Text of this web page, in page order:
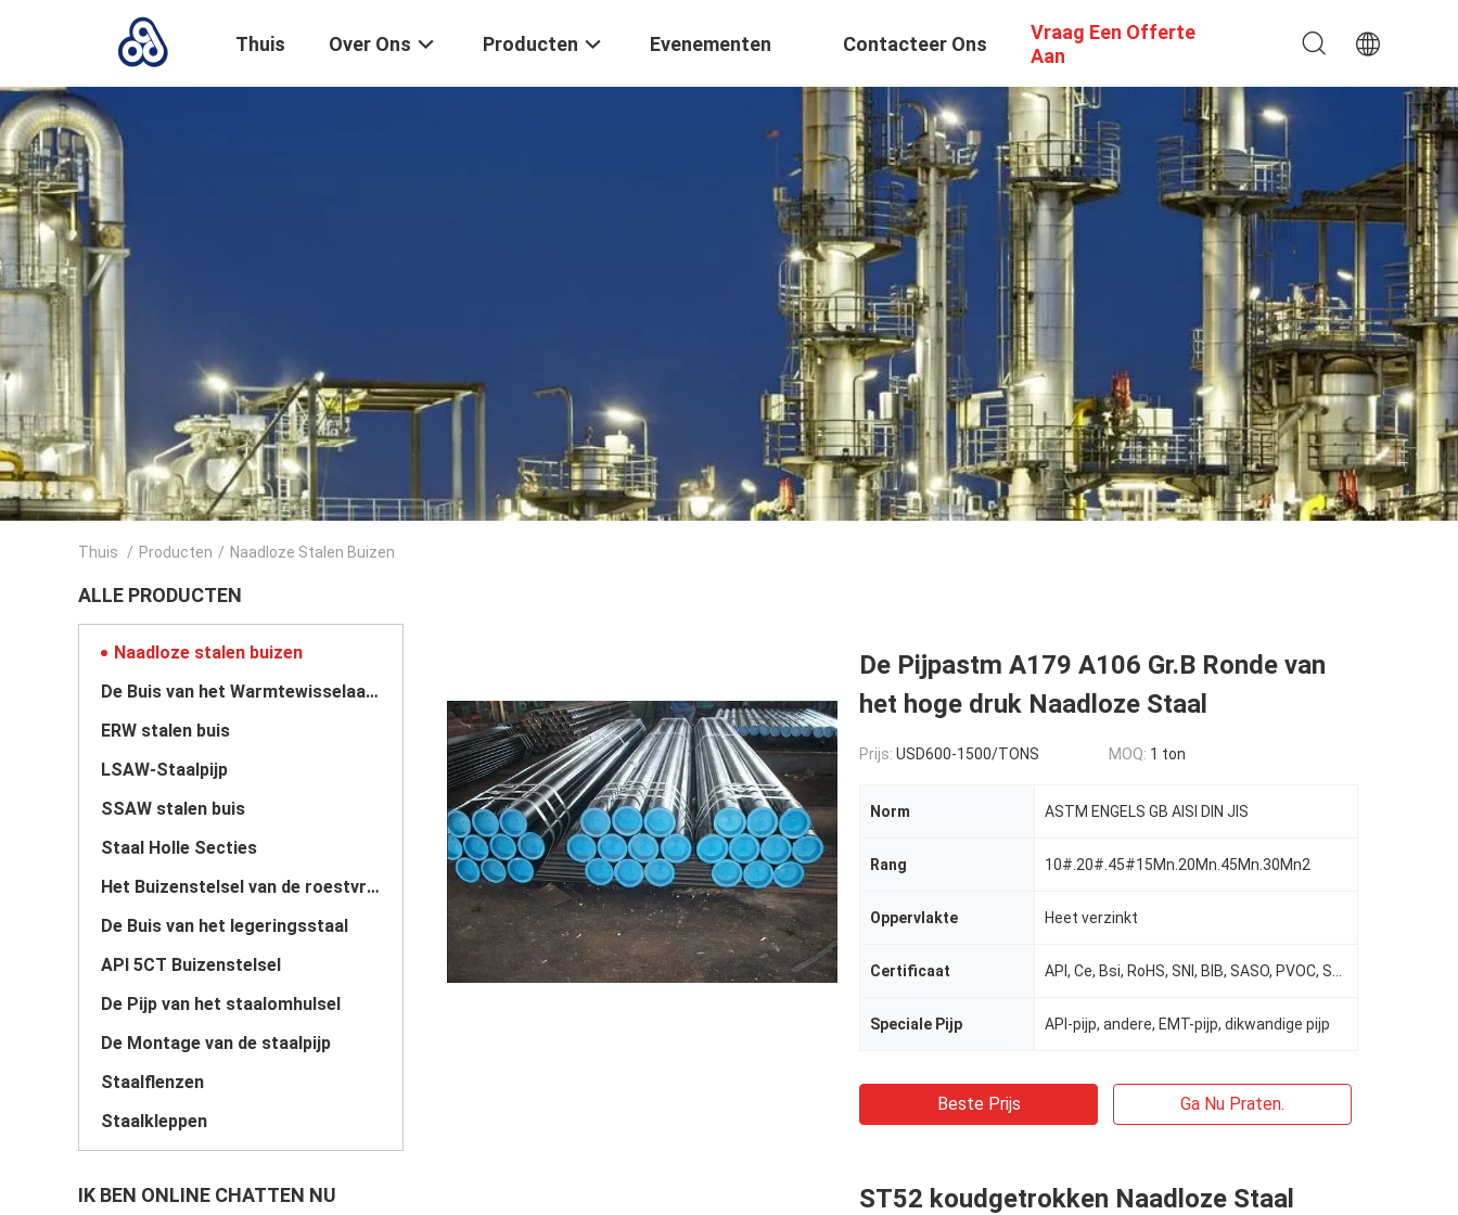
Thuis Over Ons Producten Evenementen Contacteer Ons
Vraag Een Offerte
Aan
Thuis / Producten / Naadloze Stalen Buizen
ALLE PRODUCTEN
Naadloze stalen buizen
De Buis van het Warmtewisselaarstaal
ERW stalen buis
LSAW-Staalpijp
SSAW stalen buis
Staal Holle Secties
Het Buizenstelsel van de roestvrij staalpijp
De Buis van het legeringsstaal
API 5CT Buizenstelsel
De Pijp van het staalomhulsel
De Montage van de staalpijp
Staalflenzen
Staalkleppen
IK BEN ONLINE CHATTEN NU
De Pijpastm A179 A106 Gr.B Ronde van
het hoge druk Naadloze Staal
Prijs: USD600-1500/TONS MOQ: 1 ton
Norm ASTM ENGELS GB AISI DIN JIS
Rang 10#.20#.45#15Mn.20Mn.45Mn.30Mn2
Oppervlakte Heet verzinkt
Certificaat
Speciale Pijp API-pijp, andere, EMT-pijp, dikwandige pijp
Beste Prijs Ga Nu Praten.
ST52 koudgetrokken Naadloze Staal